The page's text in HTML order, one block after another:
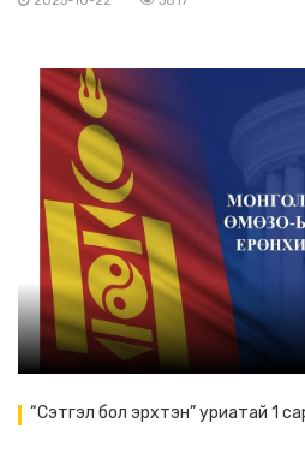
“Сэтгэл бол эрхтэн” уриатай 1